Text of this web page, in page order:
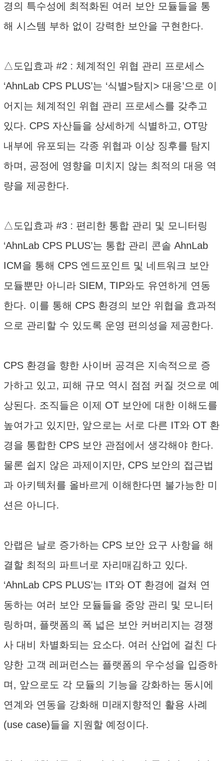
경의 특수성에 최적화된 여러 보안 모듈들을 통
해 시스템 부하 없이 강력한 보안을 구현한다.
△도입효과 #2 : 체계적인 위협 관리 프로세스
‘AhnLab CPS PLUS’는 ‘식별>탐지> 대응’으로 이
어지는 체계적인 위협 관리 프로세스를 갖추고
있다. CPS 자산들을 상세하게 식별하고, OT망
내부에 유포되는 각종 위협과 이상 징후를 탐지
하며, 공정에 영향을 미치지 않는 최적의 대응 역
량을 제공한다.
△도입효과 #3 : 편리한 통합 관리 및 모니터링
‘AhnLab CPS PLUS’는 통합 관리 콘솔 AhnLab
ICM을 통해 CPS 엔드포인트 및 네트워크 보안
모듈뿐만 아니라 SIEM, TIP와도 유연하게 연동
한다. 이를 통해 CPS 환경의 보안 위협을 효과적
으로 관리할 수 있도록 운영 편의성을 제공한다.
CPS 환경을 향한 사이버 공격은 지속적으로 증
가하고 있고, 피해 규모 역시 점점 커질 것으로 예
상된다. 조직들은 이제 OT 보안에 대한 이해도를
높여가고 있지만, 앞으로는 서로 다른 IT와 OT 환
경을 통합한 CPS 보안 관점에서 생각해야 한다.
물론 쉽지 않은 과제이지만, CPS 보안의 접근법
과 아키텍처를 올바르게 이해한다면 불가능한 미
션은 아니다.
안랩은 날로 증가하는 CPS 보안 요구 사항을 해
결할 최적의 파트너로 자리매김하고 있다.
‘AhnLab CPS PLUS’는 IT와 OT 환경에 걸쳐 연
동하는 여러 보안 모듈들을 중앙 관리 및 모니터
링하며, 플랫폼의 폭 넓은 보안 커버리지는 경쟁
사 대비 차별화되는 요소다. 여러 산업에 걸친 다
양한 고객 레퍼런스는 플랫폼의 우수성을 입증하
며, 앞으로도 각 모듈의 기능을 강화하는 동시에
연계와 연동을 강화해 미래지향적인 활용 사례
(use case)들을 지원할 예정이다.